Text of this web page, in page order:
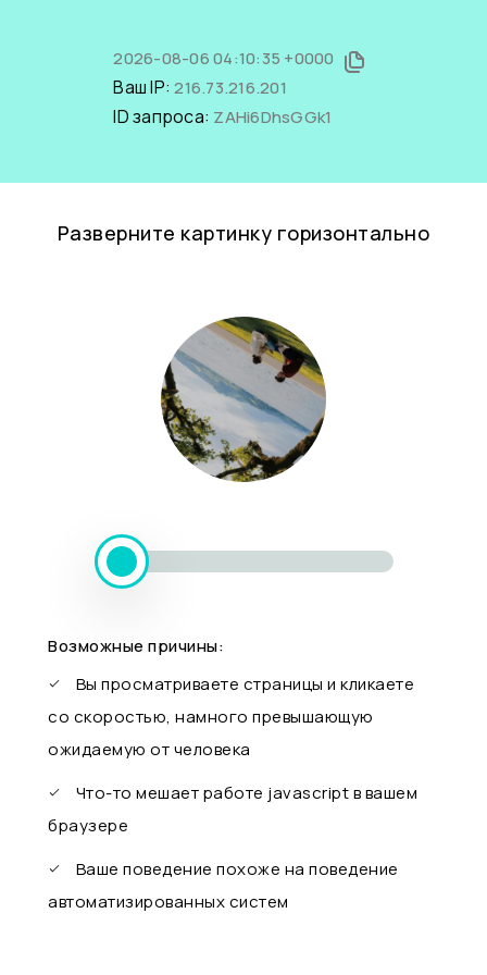
2026-08-06 04:10:35 +0000
Ваш IP:216.73.216.201
ID запроса: ZAHi6DhsGGk1
Разверните картинку горизонтально
Возможные причины:
Вы просматриваете страницы и кликаете
со скоростью, намного превышающую
ожидаемую от человека
Что-то мешает работе javascript в вашем
браузере
Ваше поведение похоже на поведение
автоматизированных систем